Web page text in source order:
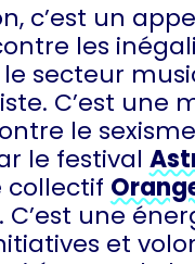
c’est un
les
secteur
C’est une
le
le festival
collectif
. C’est une
et